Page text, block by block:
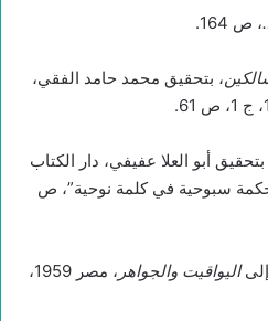
، ص 164.
، بتحقيق محمد حامد الفقي،
بتحقيق أبو العلا عفيفي، دار الكتاب
حكمة سبوحية في كلمة نوحية”، ص
اليواقيت والجواهر
، مصر 1959،